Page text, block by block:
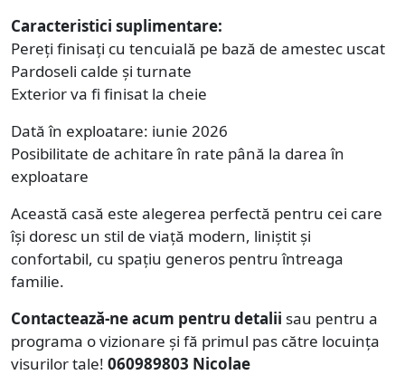
Caracteristici suplimentare:
Pereți finisați cu tencuială pe bază de amestec uscat
Pardoseli calde și turnate
Exterior va fi finisat la cheie
Dată în exploatare: iunie 2026
Posibilitate de achitare în rate până la darea în
exploatare
Această casă este alegerea perfectă pentru cei care
își doresc un stil de viață modern, liniștit și
confortabil, cu spațiu generos pentru întreaga
familie.
Contactează-ne acum pentru detalii sau pentru a
programa o vizionare și fă primul pas către locuința
visurilor tale! 060989803 Nicolae